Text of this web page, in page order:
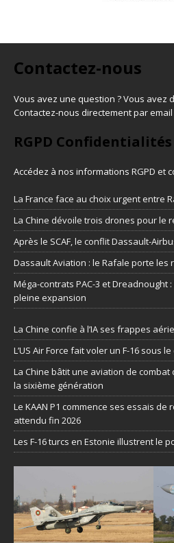
Contactez-nous
Vous avez une question ? Vous avez
Contactez-nous directement par
RGPD Confidentialités
Accédez à nos informations RGPD et
La France face au choix urgent entre
La Chine dévoile trois drones pour le
Après le SCAF, le conflit Dassault-
Dassault Aviation : le Rafale porte les
Méga-contrats PAC-3 et Dreadnought
pleine expansion
La Chine confie à l’IA ses frappes
L’US Air Force fait voler un F-16 sous
La Chine bâtit une aviation de
la sixième génération
Le KAAN P1 commence ses essais
attendu fin 2026
Les F-16 turcs en Estonie illustrent le